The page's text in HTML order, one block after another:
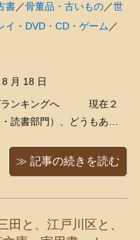
書／骨董品・古いもの／世
イ・DVD・CD・ゲーム／
月 18 日
ランキングへ 現在２
読書部門）、どうもあり
りん（*´ｴ｀*） 今日は仕事
腹が痛くなって、家に帰る
≫ 記事の続きを読む
と、江戸川区と、